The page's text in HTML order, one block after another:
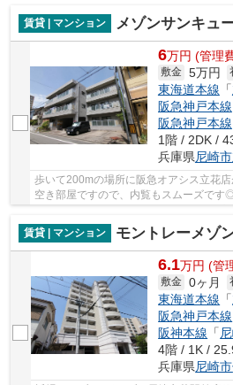
賃貸 | マンション
メゾンサンキュ
6万円 (管理
敷金 5万円
東海道本線 「
阪急神戸本線
阪急神戸本線
1階 / 2DK /
兵庫県尼崎市
歩いて200mの場所に阪急オアシス立花
空き部屋ですので、内覧もスムーズです
いい物件になります◎マンションタイプ
賃貸 | マンション
モントレーメゾ
6.1万円 (管
敷金 0ヶ月
東海道本線 「
阪急神戸本線
阪神本線 「
4階 / 1K /
兵庫県尼崎市